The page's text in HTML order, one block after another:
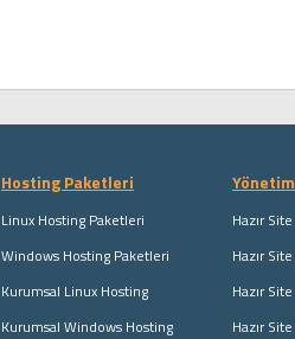
Hosting Paketleri
Linux Hosting Paketleri
Windows Hosting Paketleri
Kurumsal Linux Hosting
Kurumsal Windows Hosting
Hazır
Hazır
Hazır
Hazır